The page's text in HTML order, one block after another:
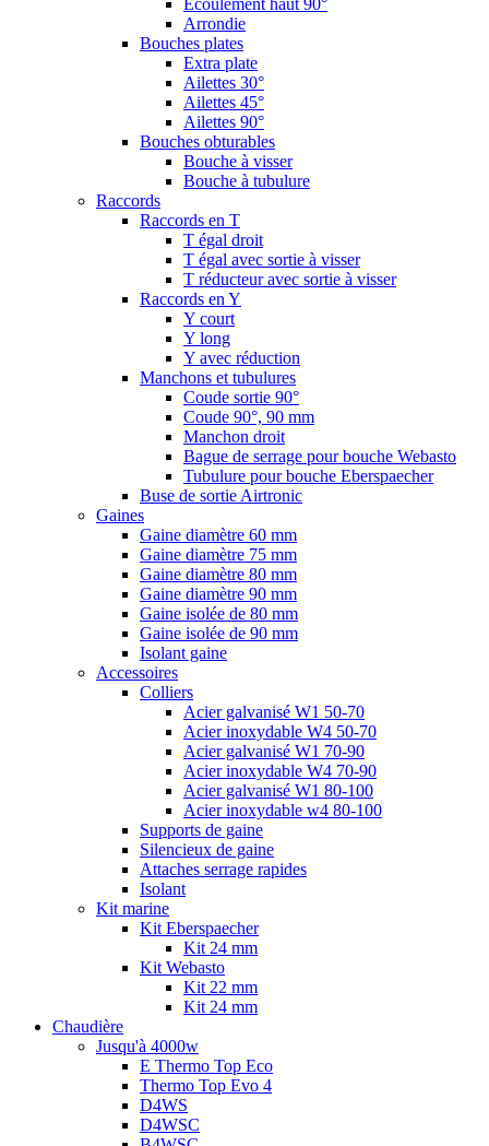
Écoulement haut 90°
Arrondie
Bouches plates
Extra plate
Ailettes 30°
Ailettes 45°
Ailettes 90°
Bouches obturables
Bouche à visser
Bouche à tubulure
Raccords
Raccords en T
T égal droit
T égal avec sortie à visser
T réducteur avec sortie à visser
Raccords en Y
Y court
Y long
Y avec réduction
Manchons et tubulures
Coude sortie 90°
Coude 90°, 90 mm
Manchon droit
Bague de serrage pour bouche Webasto
Tubulure pour bouche Eberspaecher
Buse de sortie Airtronic
Gaines
Gaine diamètre 60 mm
Gaine diamètre 75 mm
Gaine diamètre 80 mm
Gaine diamètre 90 mm
Gaine isolée de 80 mm
Gaine isolée de 90 mm
Isolant gaine
Accessoires
Colliers
Acier galvanisé W1 50-70
Acier inoxydable W4 50-70
Acier galvanisé W1 70-90
Acier inoxydable W4 70-90
Acier galvanisé W1 80-100
Acier inoxydable w4 80-100
Supports de gaine
Silencieux de gaine
Attaches serrage rapides
Isolant
Kit marine
Kit Eberspaecher
Kit 24 mm
Kit Webasto
Kit 22 mm
Kit 24 mm
Chaudière
Jusqu'à 4000w
E Thermo Top Eco
Thermo Top Evo 4
D4WS
D4WSC